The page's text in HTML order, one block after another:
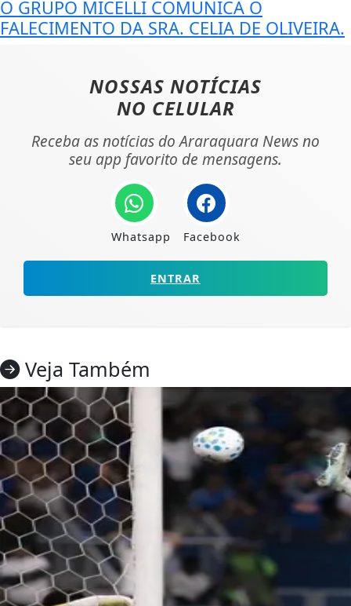
O GRUPO MICELLI COMUNICA O
FALECIMENTO DA SRA. CELIA DE OLIVEIRA.
NOSSAS NOTÍCIAS
NO CELULAR
Receba as notícias do Araraquara News no
seu app favorito de mensagens.
Whatsapp Facebook
ENTRAR
Veja Também